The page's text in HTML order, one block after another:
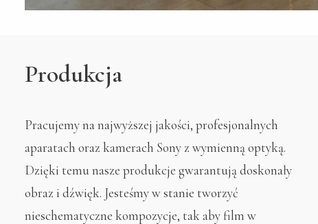
Produkcja
Pracujemy na najwyższej jakości, profesjonalnych
aparatach oraz kamerach Sony z wymienną optyką.
Dzięki temu nasze produkcje gwarantują doskonały
obraz i dźwięk. Jesteśmy w stanie tworzyć
nieschematyczne kompozycje, tak aby film w